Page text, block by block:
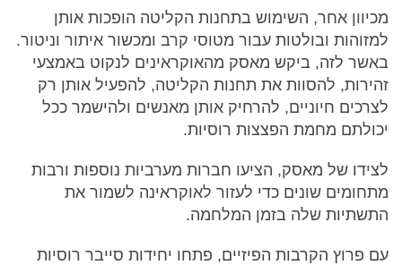
מכיוון אחר, השימוש בתחנות הקליטה הופכות אותן
למזוהות ובולטות עבור מטוסי קרב ומכשור איתור וניטור.
באשר לזה, ביקש מאסק מהאוקראינים לנקוט באמצעי
זהירות, להסוות את תחנות הקליטה, להפעיל אותן רק
לצרכים חיוניים, להרחיק אותן מאנשים ולהישמר ככל
יכולתם מחמת הפצצות רוסיות.
לצידו של מאסק, הציעו חברות מערביות נוספות ורבות
מתחומים שונים כדי לעזור לאוקראינה לשמור את
התשתיות שלה בזמן המלחמה.
עם פרוץ הקרבות הפיזיים, פתחו יחידות סייבר רוסיות